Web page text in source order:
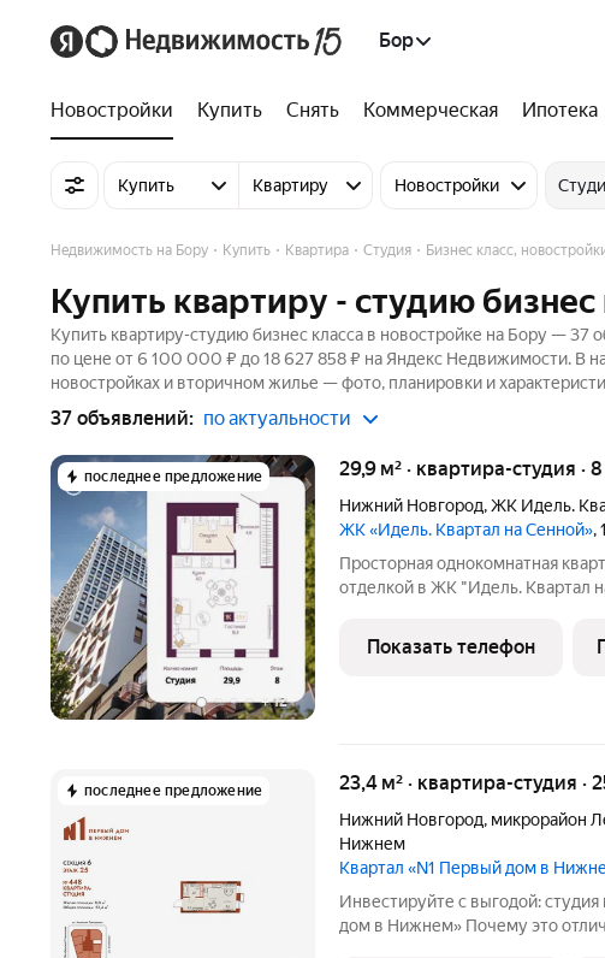
Бор
Новостройки Купить Снять Коммерческая Ипотека
Купить Квартиру Новостройки
Недвижимость на Бору Купить Квартира Студия Бизнес класс,
Купить квартиру - студию
Купить квартиру-студию бизнес класса в новостройке на Бору — 37
по цене от 6 100 000 ₽ до 18 627 858 ₽ на Яндекс Недвижимости. В
новостройках и вторичном жилье — фото, планировки и
37 объявлений: по актуальности
последнее предложение
+12
29,9 м² · квартира-студия ·
Нижний Новгород,ЖК Идель.
ЖК «Идель. Квартал на Сенной»,
Просторная однокомнатная
отделкой в ЖК "Идель. Квартал
выделено под кухонную зону.
Показать телефон
последнее предложение 23,4 м² · квартира-студия ·
Нижний Новгород, микрорайон
Нижнем
Квартал «N1 Первый дом в
Инвестируйте с выгодой:
дом в Нижнем» Почему это